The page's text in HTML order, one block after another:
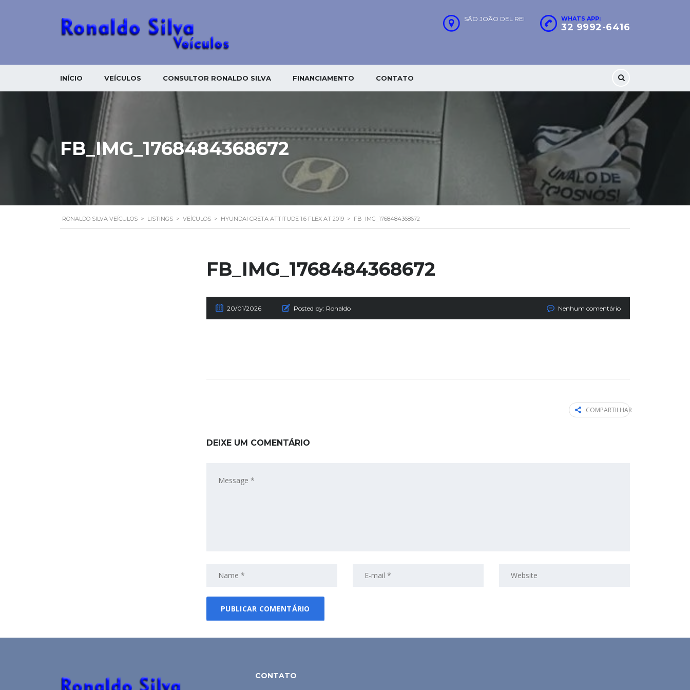
WHATS APP:
32 9992-6416
SÃO JOÃO DEL REI
INÍCIO VEÍCULOS CONSULTOR RONALDO SILVA FINANCIAMENTO CONTATO
FB_IMG_1768484368672
RONALDO SILVA VEÍCULOS > LISTINGS > VEÍCULOS > HYUNDAI CRETA ATTITUDE 1.6 FLEX AT 2019 > FB_IMG_1768484368672
FB_IMG_1768484368672
20/01/2026 Posted by: Ronaldo Nenhum comentário
COMPARTILHAR
DEIXE UM COMENTÁRIO
CONTATO